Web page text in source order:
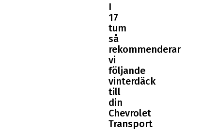
I
17
tum
så
rekommenderar
vi
följande
vinterdäck
till
din
Chevrolet
Transport